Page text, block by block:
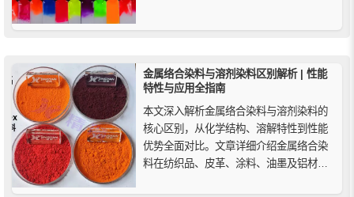
金属络合染料与溶剂染料区别解析 | 性能
特性与应用全指南
本文深入解析金属络合染料与溶剂染料的
核心区别，从化学结构、溶解特性到性能
优势全面对比。文章详细介绍金属络合染
料在纺织品、皮革、涂料、油墨及铝材阳